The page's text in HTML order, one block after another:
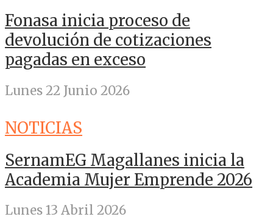
Fonasa inicia proceso de
devolución de cotizaciones
pagadas en exceso
Lunes 22 Junio 2026
NOTICIAS
SernamEG Magallanes inicia la
Academia Mujer Emprende 2026
Lunes 13 Abril 2026